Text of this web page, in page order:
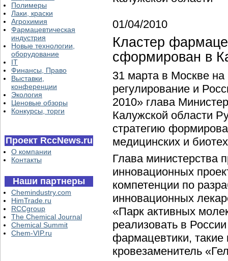
Полимеры
Лаки, краски
Агрохимия
Фармацевтическая
индустрия
Новые технологии,
оборудование
IT
Финансы, Право
Выставки,
конференции
Экология
Ценовые обзоры
Конкурсы, торги
Проект RccNews.ru
О компании
Контакты
Наши партнеры
Chemindustry.com
HimTrade.ru
RCCgroup
The Chemical Journal
Chemical Summit
Chem-VIP.ru
01/04/2010
Кластер
сформирован в
31 марта в Москве
регулирование и
2010» глава
Калужской области
стратегию
медицинских и
Глава министерства
инновационных
компетенции по
инновационных
«Парк активных
реализовать в
фармацевтики, такие
кровезаменитель